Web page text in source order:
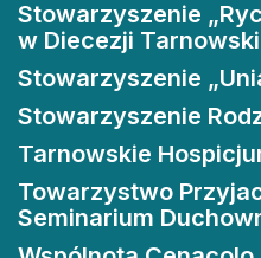
Stowarzyszenie
w Diecezji
Stowarzyszenie
Stowarzyszenie
Tarnowskie
Towarzystwo
Seminarium